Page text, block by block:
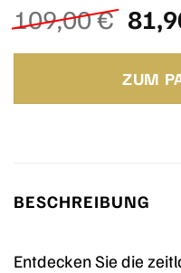
109,00€
Preis
war:
ZUM
BESCHREIBUNG
Entdecken Sie die